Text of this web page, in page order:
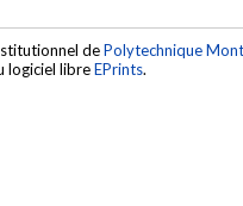
dePolytechnique
logiciel libreEPrints.